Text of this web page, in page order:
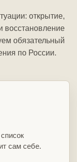
открытие,
восстановление
обязательный
по России.
сам себе.